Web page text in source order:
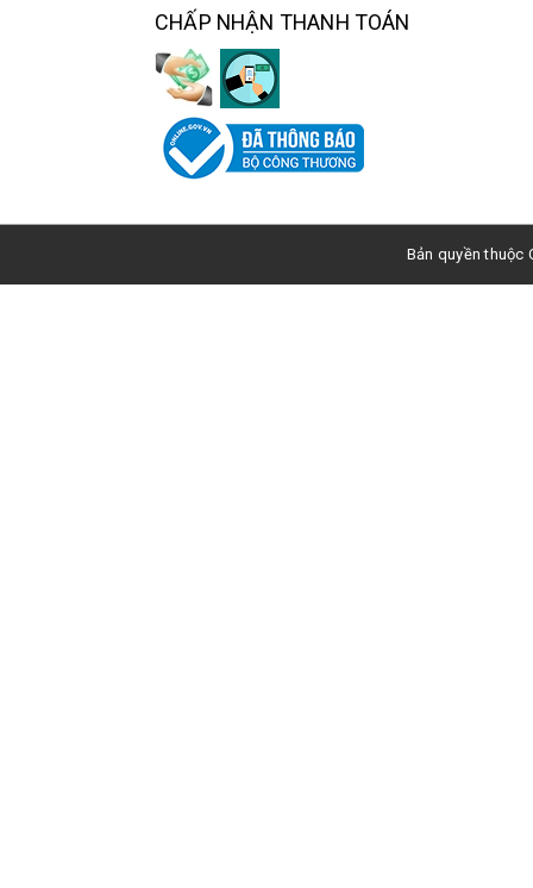
CHẤP NHẬN THANH TOÁN
Bản quyền thuộc